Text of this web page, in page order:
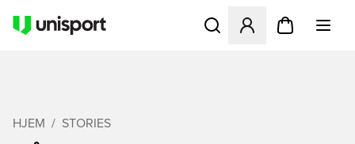
Åbner en Modal til at
HJEM STORIES